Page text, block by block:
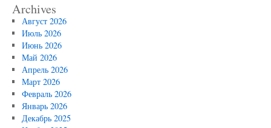
Archives
Август 2026
Июль 2026
Июнь 2026
Май 2026
Апрель 2026
Март 2026
Февраль 2026
Январь 2026
Декабрь 2025